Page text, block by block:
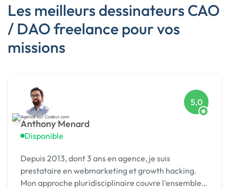
Les meilleurs dessinateurs CAO
/ DAO freelance pour vos
missions
Anthony Menard
Disponible
5,0
Depuis 2013, dont 3 ans en agence, je suis
prestataire en webmarketing et growth hacking.
Mon approche pluridisciplinaire couvre l'ensemble